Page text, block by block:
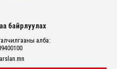
байрлуулах
алба: